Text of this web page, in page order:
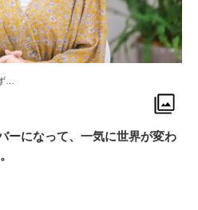
…
ーになって、一気に世界が変わ